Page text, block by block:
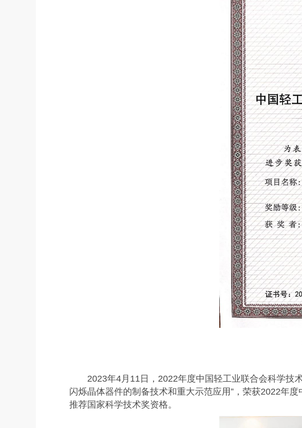
2023年4月11日，2022年度中国轻工业联合会科学技
闪烁晶体器件的制备技术和重大示范应用”，荣获2022年
推荐国家科学技术奖资格。